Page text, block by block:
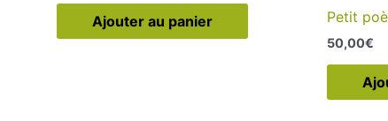
Ajouter au panier Petit
50,00€